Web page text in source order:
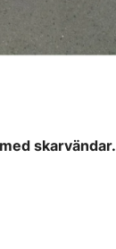
skarvändar.